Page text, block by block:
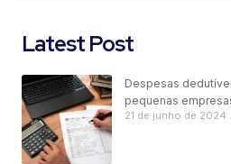
Latest Post
Despesas
pequenas
21 de junho de 2024